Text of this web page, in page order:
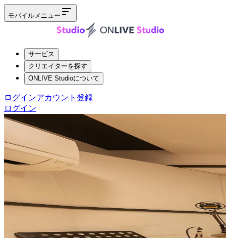
モバイルメニュー
サービス
クリエイターを探す
ONLIVE Studioについて
ログインアカウント登録
ログイン